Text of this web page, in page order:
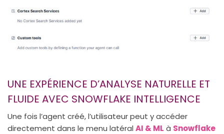
UNE EXPÉRIENCE D’ANALYSE NATURELLE ET
FLUIDE AVEC SNOWFLAKE INTELLIGENCE
Une fois l’agent créé, l’utilisateur peut y accéder
directement dans le menu latéral AI & ML à Snowflake